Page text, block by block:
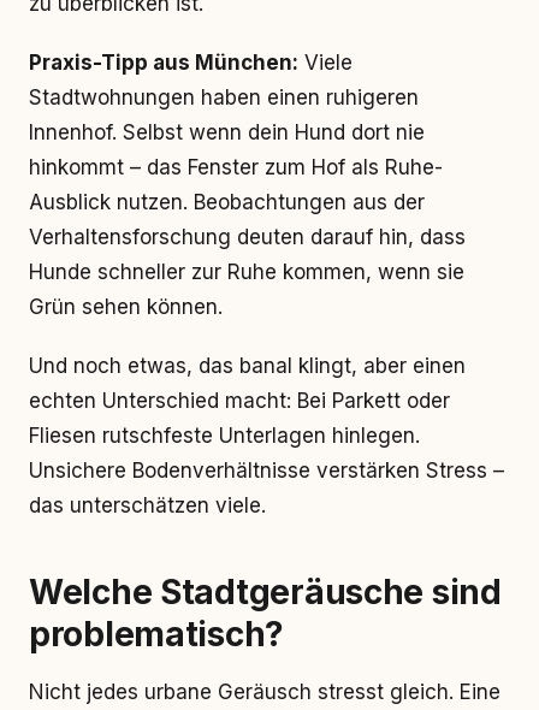
Praxis-Tipp aus München: Viele
Stadtwohnungen haben einen ruhigeren
Innenhof. Selbst wenn dein Hund dort nie
hinkommt – das Fenster zum Hof als Ruhe-
Ausblick nutzen. Beobachtungen aus der
Verhaltensforschung deuten darauf hin, dass
Hunde schneller zur Ruhe kommen, wenn sie
Grün sehen können.
Und noch etwas, das banal klingt, aber einen
echten Unterschied macht: Bei Parkett oder
Fliesen rutschfeste Unterlagen hinlegen.
Unsichere Bodenverhältnisse verstärken Stress –
das unterschätzen viele.
Welche Stadtgeräusche sind
problematisch?
Nicht jedes urbane Geräusch stresst gleich. Eine